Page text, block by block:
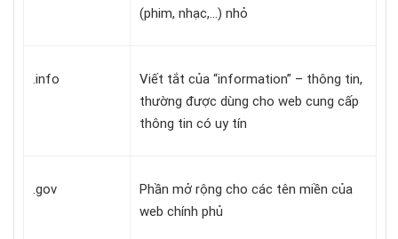
(phim, nhạc,…) nhỏ
.info
Viết tắt của “information” – thông tin,
thường được dùng cho web cung cấp
thông tin có uy tín
.gov
Phần mở rộng cho các tên miền của
web chính phủ